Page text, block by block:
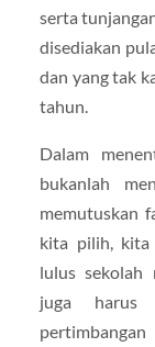
serta
disediakan
dan yang tak
tahun.
Dalam
bukanlah
memutuskan
kita pilih, kita
lulus sekolah
juga harus